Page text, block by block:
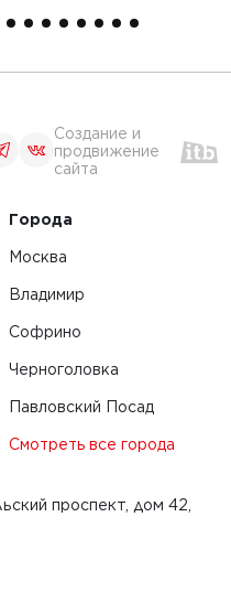
Создание и
продвижение
сайта
Города
Москва
Владимир
Софрино
Черноголовка
Павловский Посад
Смотреть все города
проспект, дом 42,